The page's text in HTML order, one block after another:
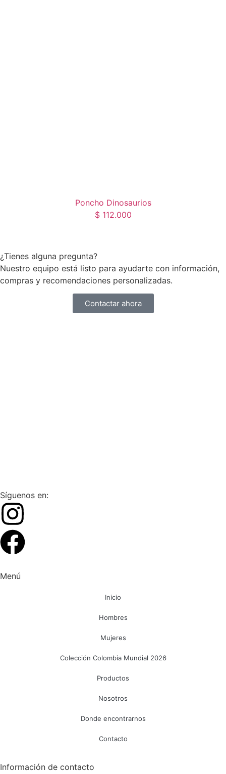
Poncho Dinosaurios
$112.000
¿Tienes alguna pregunta?
Nuestro equipo está listo para ayudarte con información,
compras y recomendaciones personalizadas.
Contactar ahora
Síguenos en:
Menú
Inicio
Hombres
Mujeres
Colección Colombia Mundial 2026
Productos
Nosotros
Donde encontrarnos
Contacto
Información de contacto